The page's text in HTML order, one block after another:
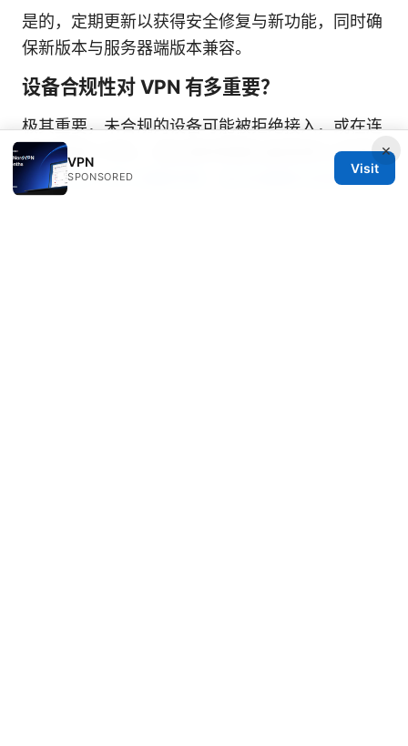
是的，定期更新以获得安全修复与新功能，同时确
保新版本与服务器端版本兼容。
设备合规性对 VPN 有多重要？
极其重要，未合规的设备可能被拒绝接入，或在连
接后暴露于风险，因此通常需要设备管理与合规检
查。 Clah VPN 深度评测：全方位解析与实用指南
×
VPN
SPONSORED
Visit